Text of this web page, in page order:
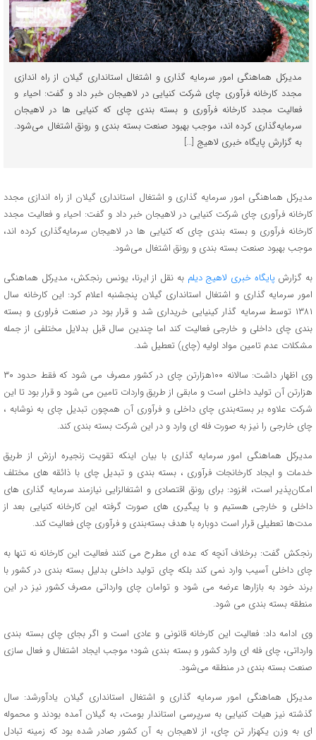
مدیرکل هماهنگی امور سرمایه گذاری و اشتغال استانداری گیلان از راه اندازی
مجدد کارخانه فرآوری چای شرکت کنیایی در لاهیجان خبر داد و گفت: احیاء و
فعالیت مجدد کارخانه فرآوری و بسته بندی چای که کنیایی ها در لاهیجان
سرمایه‌گذاری کرده اند، موجب بهبود صنعت بسته بندی و رونق اشتغال می‌شود.
به گزارش پایگاه خبری لاهیج […]
مدیرکل هماهنگی امور سرمایه گذاری و اشتغال استانداری گیلان از راه اندازی مجدد
کارخانه فرآوری چای شرکت کنیایی در لاهیجان خبر داد و گفت: احیاء و فعالیت مجدد
کارخانه فرآوری و بسته بندی چای که کنیایی ها در لاهیجان سرمایه‌گذاری کرده اند،
موجب بهبود صنعت بسته بندی و رونق اشتغال می‌شود.
به گزارشپایگاه خبری لاهیج دیلم به نقل از ایرنا، یونس رنجکش، مدیرکل هماهنگی
امور سرمایه گذاری و اشتغال استانداری گیلان پنجشنبه اعلام کرد: این کارخانه سال
۱۳۸۱ توسط سرمایه گذار کینیایی خریداری شد و قرار بود در صنعت فراوری و بسته
بندی چای داخلی و خارجی فعالیت کند اما چندین سال قبل بدلایل مختلفی از جمله
مشکلات عدم تامین مواد اولیه (چای) تعطیل شد.
وی اظهار داشت: سالانه ۱۰۰هزارتن چای در کشور مصرف می شود که فقط حدود ۳۰
هزارتن آن تولید داخلی است و مابقی از طریق واردات تامین می شود و قرار بود تا این
شرکت علاوه بر بسته‌بندی چای داخلی و فرآوری آن همچون تبدیل چای به نوشابه ،
چای خارجی را نیز به صورت فله ای وارد و در این شرکت بسته بندی کند.
مدیرکل هماهنگی امور سرمایه گذاری با بیان اینکه تقویت زنجیره ارزش از طریق
خدمات و ایجاد کارخانجات فرآوری ، بسته بندی و تبدیل چای با ذائقه های مختلف
امکان‌پذیر است، افزود: برای رونق اقتصادی و اشتغالزایی نیازمند سرمایه گذاری های
داخلی و خارجی هستیم و با پیگیری های صورت گرفته این کارخانه کنیایی بعد از
مدت‌ها تعطیلی قرار است دوباره با هدف بسته‌بندی و فرآوری چای فعالیت کند.
رنجکش گفت: برخلاف آنچه که عده ای مطرح می کنند فعالیت این کارخانه نه تنها به
چای داخلی آسیب وارد نمی کند بلکه چای تولید داخلی بدلیل بسته بندی در کشور با
برند خود به بازارها عرضه می شود و توامان چای وارداتی مصرف کشور نیز در این
منطقه بسته بندی می شود.
وی ادامه داد: فعالیت این کارخانه قانونی و عادی است و اگر بجای چای‌ بسته بندی
وارداتی، چای فله ای وارد کشور و بسته بندی شود؛ موجب ایجاد اشتغال و فعال سازی
صنعت بسته بندی در منطقه می‌شود.
مدیرکل هماهنگی امور سرمایه گذاری و اشتغال استانداری گیلان یادآورشد: سال
گذشته نیز هیات کنیایی به سرپرسی استاندار بومت، به گیلان آمده بودند و محموله
ای به وزن یکهزار تن چای، از لاهیجان به آن کشور صادر شده بود که زمینه تبادل